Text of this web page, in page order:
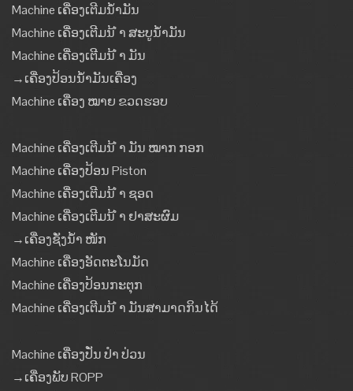
Machine ເຄື່ອງເຕີມນໍ້າມັນ
Machine ເຄື່ອງເຕີມນ້ ຳ ສະບູນໍ້າມັນ
Machine ເຄື່ອງເຕີມນ້ ຳ ມັນ
→ເຄື່ອງປ້ອນນໍ້າມັນເຄື່ອງ
Machine ເຄື່ອງ ໝາຍ ຂວດຮອບ
Machine ເຄື່ອງເຕີມນ້ ຳ ມັນ ໝາກ ກອກ
Machine ເຄື່ອງປ້ອນ Piston
Machine ເຄື່ອງເຕີມນ້ ຳ ຊອດ
Machine ເຄື່ອງເຕີມນ້ ຳ ຢາສະຜົມ
→ເຄື່ອງຊັ່ງນໍ້າ ໜັກ
Machine ເຄື່ອງອັດຕະໂນມັດ
Machine ເຄື່ອງປ້ອນກະຕຸກ
Machine ເຄື່ອງເຕີມນ້ ຳ ມັນສາມາດກິນໄດ້
Machine ເຄື່ອງປັ່ນ ປຳ ປ່ວນ
→ເຄື່ອງພັບ ROPP